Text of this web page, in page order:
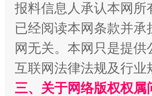
报料信息人承认本网
已经阅读本网条款并
网无关。本网只是提
互联网法律法规及行
三、关于网络版权权属